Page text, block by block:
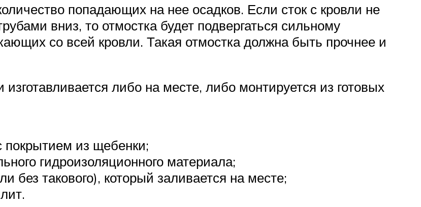
попадающих на нее осадков. Если сток с кровли не
вниз, то отмостка будет подвергаться сильному
со всей кровли. Такая отмостка должна быть прочнее и
либо на месте, либо монтируется из готовых
покрытием из щебенки;
гидроизоляционного материала;
без такового), который заливается на месте;